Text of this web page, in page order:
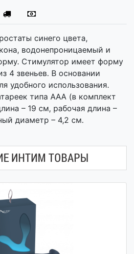
синего цвета,
водонепроницаемый и
Стимулятор имеет форму
4 звеньев. В основании
удобного использования.
типа ААА (в комплект
– 19 см, рабочая длина –
диаметр – 4,2 см.
ИНТИМ ТОВАРЫ